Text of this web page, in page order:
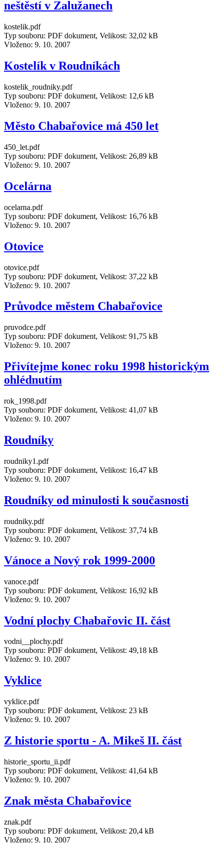
neštěstí v Zalužanech
kostelik.pdf
Typ souboru: PDF dokument, Velikost: 32,02 kB
Vloženo: 9. 10. 2007
Kostelík v Roudníkách
kostelik_roudniky.pdf
Typ souboru: PDF dokument, Velikost: 12,6 kB
Vloženo: 9. 10. 2007
Město Chabařovice má 450 let
450_let.pdf
Typ souboru: PDF dokument, Velikost: 26,89 kB
Vloženo: 9. 10. 2007
Ocelárna
ocelarna.pdf
Typ souboru: PDF dokument, Velikost: 16,76 kB
Vloženo: 9. 10. 2007
Otovice
otovice.pdf
Typ souboru: PDF dokument, Velikost: 37,22 kB
Vloženo: 9. 10. 2007
Průvodce městem Chabařovice
pruvodce.pdf
Typ souboru: PDF dokument, Velikost: 91,75 kB
Vloženo: 9. 10. 2007
Přivítejme konec roku 1998 historickým
ohlédnutím
rok_1998.pdf
Typ souboru: PDF dokument, Velikost: 41,07 kB
Vloženo: 9. 10. 2007
Roudníky
roudniky1.pdf
Typ souboru: PDF dokument, Velikost: 16,47 kB
Vloženo: 9. 10. 2007
Roudníky od minulosti k současnosti
roudniky.pdf
Typ souboru: PDF dokument, Velikost: 37,74 kB
Vloženo: 9. 10. 2007
Vánoce a Nový rok 1999-2000
vanoce.pdf
Typ souboru: PDF dokument, Velikost: 16,92 kB
Vloženo: 9. 10. 2007
Vodní plochy Chabařovic II. část
vodni__plochy.pdf
Typ souboru: PDF dokument, Velikost: 49,18 kB
Vloženo: 9. 10. 2007
Vyklice
vyklice.pdf
Typ souboru: PDF dokument, Velikost: 23 kB
Vloženo: 9. 10. 2007
Z historie sportu - A. Mikeš II. část
historie_sportu_ii.pdf
Typ souboru: PDF dokument, Velikost: 41,64 kB
Vloženo: 9. 10. 2007
Znak města Chabařovice
znak.pdf
Typ souboru: PDF dokument, Velikost: 20,4 kB
Vloženo: 9. 10. 2007